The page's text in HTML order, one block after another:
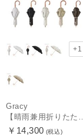
+1
Gracy
￥14,300 (税込)